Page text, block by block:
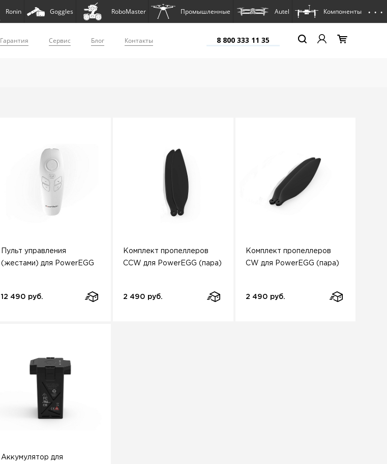
Ronin Goggles RoboMaster Промышленные Autel Компоненты . . .
Гарантия Сервис Блог Контакты 8 800 333 11 35
Пульт управления
(жестами) для PowerEGG
12 490 руб.
Комплект пропеллеров
CCW для PowerEGG (пара)
2 490 руб.
Комплект пропеллеров
CW для PowerEGG (пара)
2 490 руб.
Аккумулятор для